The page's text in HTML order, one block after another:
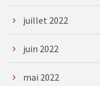
juillet 2022
juin 2022
mai 2022